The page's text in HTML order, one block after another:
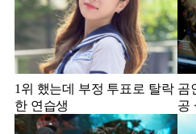
1위 했는데 부정 투표로 탈락
한 연습생
곰
공